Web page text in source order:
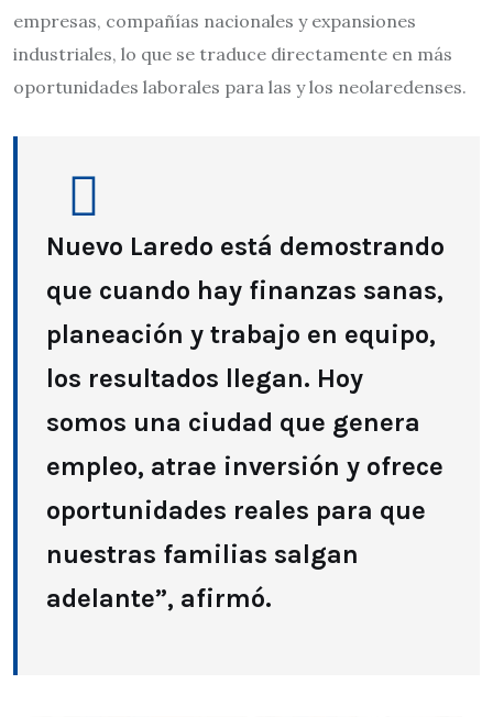
empresas, compañías nacionales y expansiones
industriales, lo que se traduce directamente en más
oportunidades laborales para las y los neolaredenses.
Nuevo Laredo está demostrando
que cuando hay finanzas sanas,
planeación y trabajo en equipo,
los resultados llegan. Hoy
somos una ciudad que genera
empleo, atrae inversión y ofrece
oportunidades reales para que
nuestras familias salgan
adelante”, afirmó.